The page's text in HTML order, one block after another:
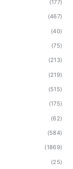
(177)
(467)
(40)
(75)
(213)
(219)
(515)
(175)
(62)
(584)
(1869)
(25)